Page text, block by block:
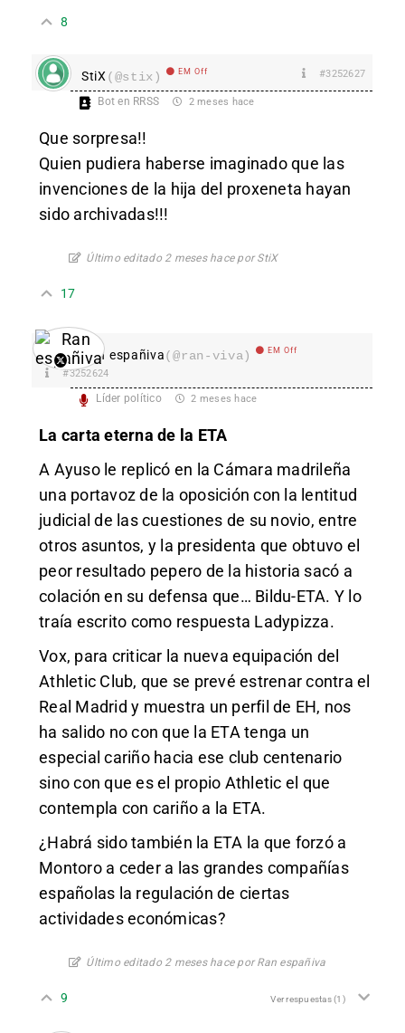
8
StiX (@stix) EM Off #3252627
Bot en RRSS 2 meses hace
Que sorpresa!!
Quien pudiera haberse imaginado que las
invenciones de la hija del proxeneta hayan
sido archivadas!!!
Último editado 2 meses hace por StiX
17
Ran españiva(@ran-viva) EM Off
#3252624
Líder político 2 meses hace
La carta eterna de la ETA
A Ayuso le replicó en la Cámara madrileña
una portavoz de la oposición con la lentitud
judicial de las cuestiones de su novio, entre
otros asuntos, y la presidenta que obtuvo el
peor resultado pepero de la historia sacó a
colación en su defensa que… Bildu-ETA. Y lo
traía escrito como respuesta Ladypizza.
Vox, para criticar la nueva equipación del
Athletic Club, que se prevé estrenar contra el
Real Madrid y muestra un perfil de EH, nos
ha salido no con que la ETA tenga un
especial cariño hacia ese club centenario
sino con que es el propio Athletic el que
contempla con cariño a la ETA.
¿Habrá sido también la ETA la que forzó a
Montoro a ceder a las grandes compañías
españolas la regulación de ciertas
actividades económicas?
Último editado 2 meses hace por Ran españiva
9 Ver respuestas(1)